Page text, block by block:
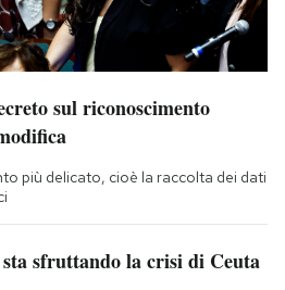
sul riconoscimento
più delicato, cioè la raccolta dei dati
sfruttando la crisi di Ceuta